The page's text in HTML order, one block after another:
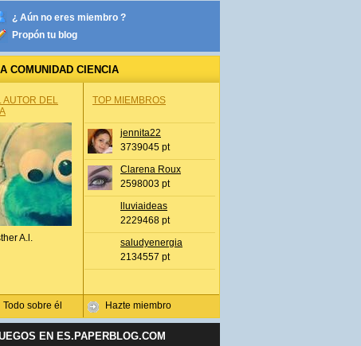
¿ Aún no eres miembro ?
Propón tu blog
COMUNIDAD CIENCIA
AUTOR DEL
A.l.
Todo sobre él
TOP MIEMBROS
jennita22
3739045 pt
Clarena Roux
2598003 pt
lluviaideas
2229468 pt
saludyenergia
2134557 pt
Hazte miembro
EN ES.PAPERBLOG.COM